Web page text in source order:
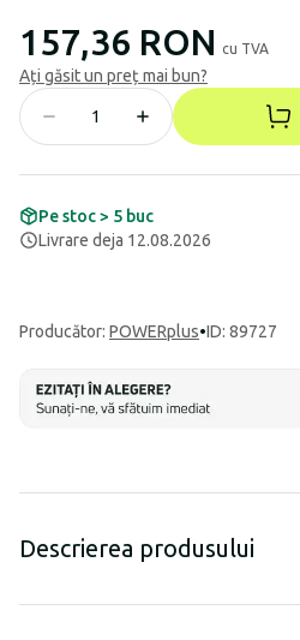
157,36 RON cu TVA
Ați găsit un preț mai bun?
Pe stoc > 5 buc
Livrare deja 12.08.2026
Producător: POWERplus•ID: 89727
Descrierea produsului